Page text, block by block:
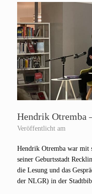
Hendrik Otremba
Veröffentlicht am
Hen­drik Otrem­ba war mit
sei­ner Geburts­stadt
die Lesung und das
der NLGR) in der